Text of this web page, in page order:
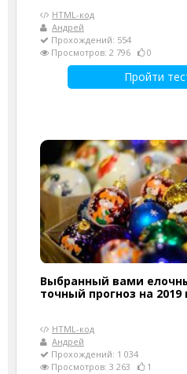
HTML-код
Андрей
Прохождений: 554
Просмотров: 2 796
0
Пройти
Выбранный вами
точный прогноз на 2019
HTML-код
Андрей
Прохождений: 1 034
Просмотров: 3 263
1